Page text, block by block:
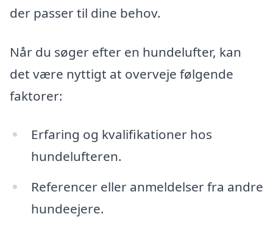
der passer til dine behov.
Når du søger efter en hundelufter, kan
det være nyttigt at overveje følgende
faktorer:
Erfaring og kvalifikationer hos
hundelufteren.
Referencer eller anmeldelser fra andre
hundeejere.